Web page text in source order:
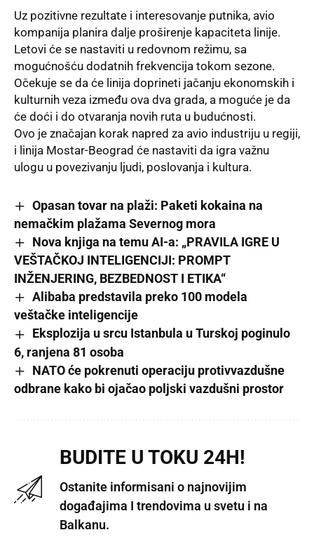
Uz pozitivne rezultate i interesovanje putnika, avio
kompanija planira dalje proširenje kapaciteta linije.
Letovi će se nastaviti u redovnom režimu, sa
mogućnošću dodatnih frekvencija tokom sezone.
Očekuje se da će linija doprineti jačanju ekonomskih i
kulturnih veza između ova dva grada, a moguće je da
će doći i do otvaranja novih ruta u budućnosti.
Ovo je značajan korak napred za avio industriju u regiji,
i linija Mostar-Beograd će nastaviti da igra važnu
ulogu u povezivanju ljudi, poslovanja i kultura.
Opasan tovar na plaži: Paketi kokaina na
nemačkim plažama Severnog mora
Nova knjiga na temu AI-a: „PRAVILA IGRE U
VEŠTAČKOJ INTELIGENCIJI: PROMPT
INŽENJERING, BEZBEDNOST I ETIKA“
Alibaba predstavila preko 100 modela
veštačke inteligencije
Eksplozija u srcu Istanbula u Turskoj poginulo
6, ranjena 81 osoba
NATO će pokrenuti operaciju protivvazdušne
odbrane kako bi ojačao poljski vazdušni prostor
BUDITE U TOKU 24H!
Ostanite informisani o najnovijim
događajima I trendovima u svetu i na
Balkanu.